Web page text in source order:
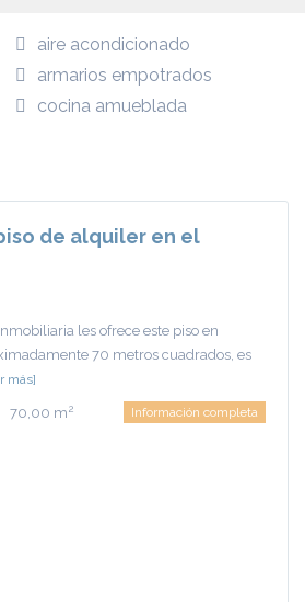
aire acondicionado
armarios empotrados
cocina amueblada
de alquiler en el
les ofrece este piso en
70 metros cuadrados, es
más]
70,00 m2 Información completa